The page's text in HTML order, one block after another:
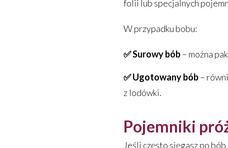
folii lub specjalnych
W przypadku bobu:
✅ Surowy bób– można
✅ Ugotowany bób–
z lodówki.
Pojemniki
Jeśli często sięgasz po